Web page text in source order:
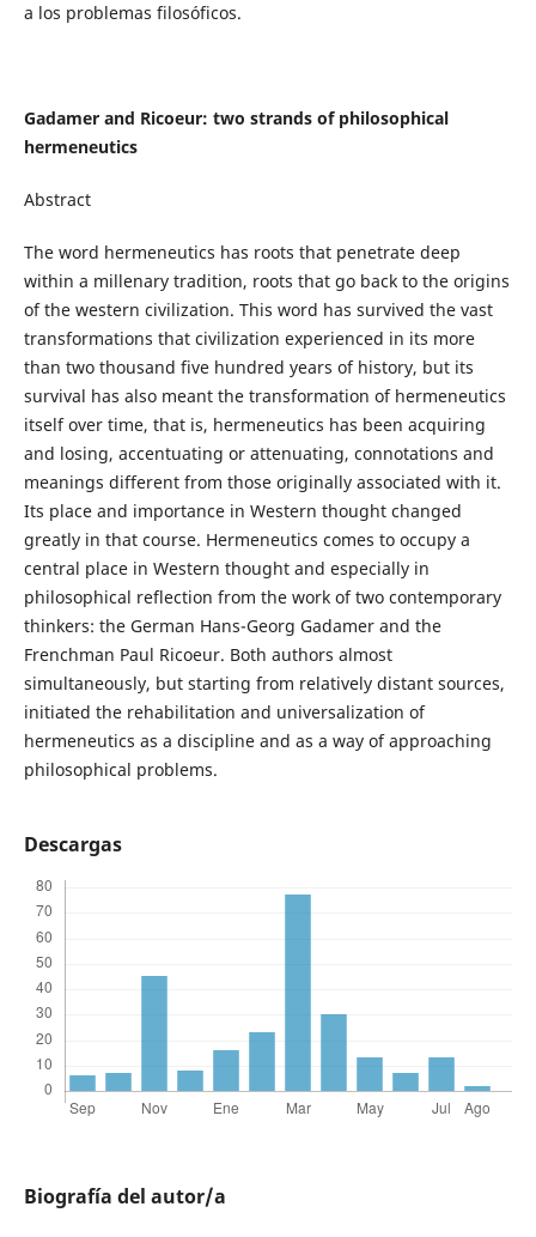
a los problemas filosóficos.
Gadamer and Ricoeur: two strands of philosophical
hermeneutics
Abstract
The word hermeneutics has roots that penetrate deep
within a millenary tradition, roots that go back to the origins
of the western civilization. This word has survived the vast
transformations that civilization experienced in its more
than two thousand five hundred years of history, but its
survival has also meant the transformation of hermeneutics
itself over time, that is, hermeneutics has been acquiring
and losing, accentuating or attenuating, connotations and
meanings different from those originally associated with it.
Its place and importance in Western thought changed
greatly in that course. Hermeneutics comes to occupy a
central place in Western thought and especially in
philosophical reflection from the work of two contemporary
thinkers: the German Hans-Georg Gadamer and the
Frenchman Paul Ricoeur. Both authors almost
simultaneously, but starting from relatively distant sources,
initiated the rehabilitation and universalization of
hermeneutics as a discipline and as a way of approaching
philosophical problems.
Descargas
Biografía del autor/a